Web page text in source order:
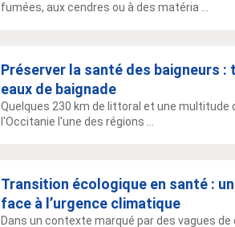
fumées, aux cendres ou à des matéria ...
Préserver la santé des baigneurs :
eaux de baignade
Quelques 230 km de littoral et une multitude
l'Occitanie l'une des régions ...
Transition écologique en santé :
face à l’urgence climatique
Dans un contexte marqué par des vagues